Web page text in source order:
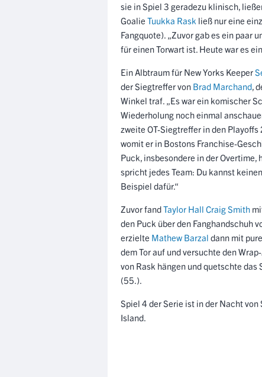
sie in Spiel 3 geradezu klinisch,
Goalie Tuukka Rask ließ nur eine
Fangquote). „Zuvor gab es ein paar
für einen Torwart ist. Heute war es
Ein Albtraum für New Yorks Keeper
der Siegtreffer von Brad Marchand,
Winkel traf. „Es war ein komischer
Wiederholung noch einmal
zweite OT-Siegtreffer in den
womit er in Bostons Franchise-
Puck, insbesondere in der Overtime,
spricht jedes Team: Du kannst
Beispiel dafür.“
Zuvor fandTaylor Hall Craig Smith
den Puck über den Fanghandschuh
erzielte Mathew Barzal dann mit
dem Tor auf und versuchte den
von Rask hängen und quetschte
(55.).
Spiel 4 der Serie ist in der Nacht
Island.